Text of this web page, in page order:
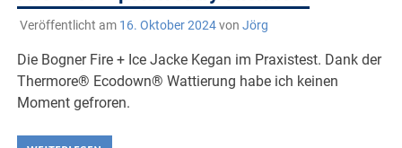
Veröffentlicht am 16. Oktober 2024von Jörg
Die Bogner Fire + Ice Jacke Kegan im Praxistest. Dank der
Thermore® Ecodown® Wattierung habe ich keinen
Moment gefroren.